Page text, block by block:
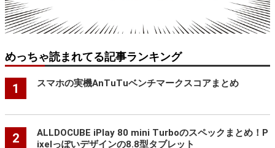
めっちゃ読まれてる記事ランキング
1 スマホの実機AnTuTuベンチマークスコアまとめ
2
ALLDOCUBE iPlay 80 mini Turboのスペックまとめ！P
ixelっぽいデザインの8.8型タブレット